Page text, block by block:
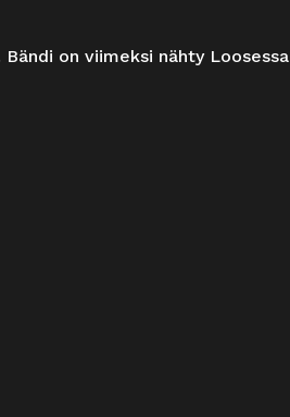
on viimeksi nähty Loosessa